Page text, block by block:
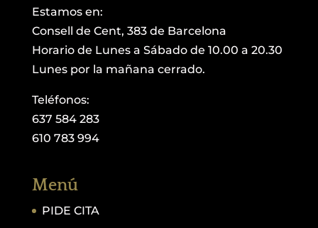
Estamos en:
Consell de Cent, 383 de Barcelona
Horario de Lunes a Sábado de 10.00 a 20.30
Lunes por la mañana cerrado.
Teléfonos:
637 584 283
610 783 994
Menú
PIDE CITA